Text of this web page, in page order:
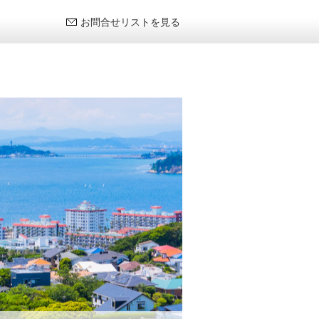
お問合せリストを見る